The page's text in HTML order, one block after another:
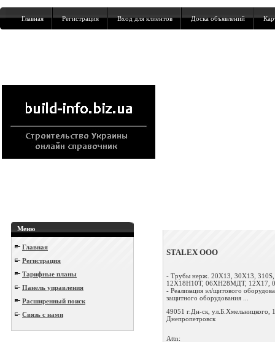
Главная Регистрация Вход для клиентов Доска объявлений
Меню
Главная
Регистрация
Тарифные планы
Панель управления
Расширенный поиск
Связь с нами
STALEX ООО
- Трубы нерж. 20Х13, 30Х13, 310S,
12Х18Н10Т, 06ХН28МДТ, 12Х17,
- Реализация эл/щитового
защитного оборудования ...
49051 г.Дн-ск, ул.Б.Хмельницкого,
Днепропетровск
Attn: